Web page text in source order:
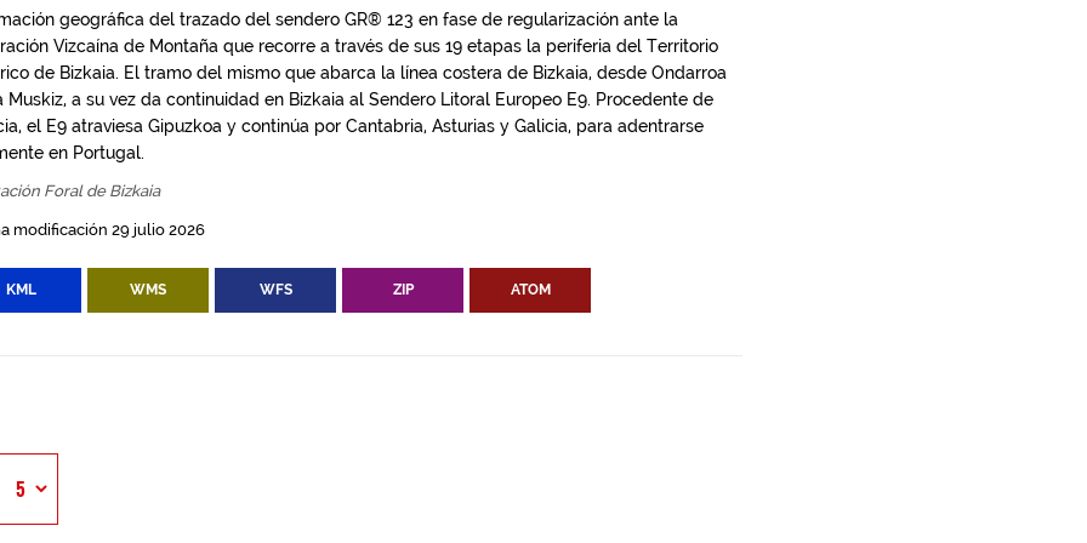
geográfica del trazado del sendero GR® 123 en fase de regularización ante la
Vizcaína de Montaña que recorre a través de sus 19 etapas la periferia del Territorio
de Bizkaia. El tramo del mismo que abarca la línea costera de Bizkaia, desde Ondarroa
Muskiz, a su vez da continuidad en Bizkaia al Sendero Litoral Europeo E9. Procedente de
el E9 atraviesa Gipuzkoa y continúa por Cantabria, Asturias y Galicia, para adentrarse
en Portugal.
Foral de Bizkaia
modificación 29 julio 2026
KML WMS WFS ZIP ATOM